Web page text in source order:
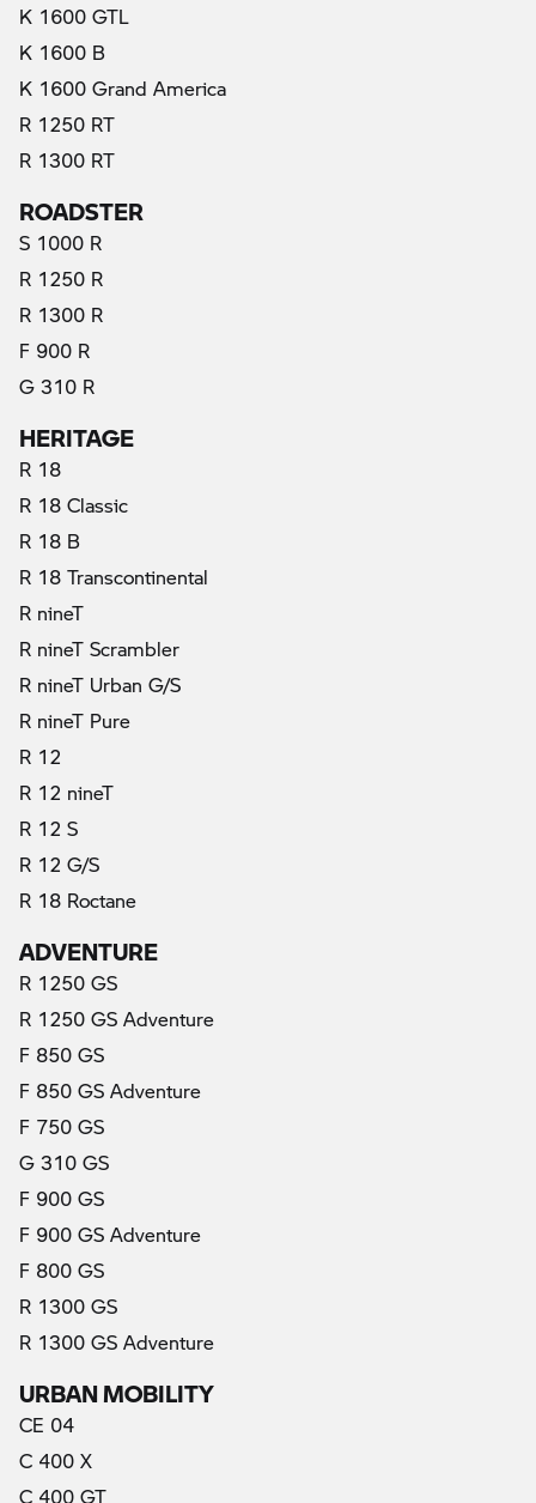
K 1600 GTL
K 1600 B
K 1600 Grand America
R 1250 RT
R 1300 RT
ROADSTER
S 1000 R
R 1250 R
R 1300 R
F 900 R
G 310 R
HERITAGE
R 18
R 18 Classic
R 18 B
R 18 Transcontinental
R nineT
R nineT Scrambler
R nineT Urban G/S
R nineT Pure
R 12
R 12 nineT
R 12 S
R 12 G/S
R 18 Roctane
ADVENTURE
R 1250 GS
R 1250 GS Adventure
F 850 GS
F 850 GS Adventure
F 750 GS
G 310 GS
F 900 GS
F 900 GS Adventure
F 800 GS
R 1300 GS
R 1300 GS Adventure
URBAN MOBILITY
CE 04
C 400 X
C 400 GT